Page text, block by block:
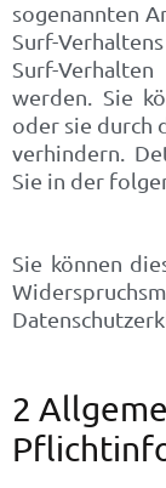
sogenannten
Surf-
Surf-
werden. Sie
oder sie durch
verhindern.
Sie in der
Sie können
2